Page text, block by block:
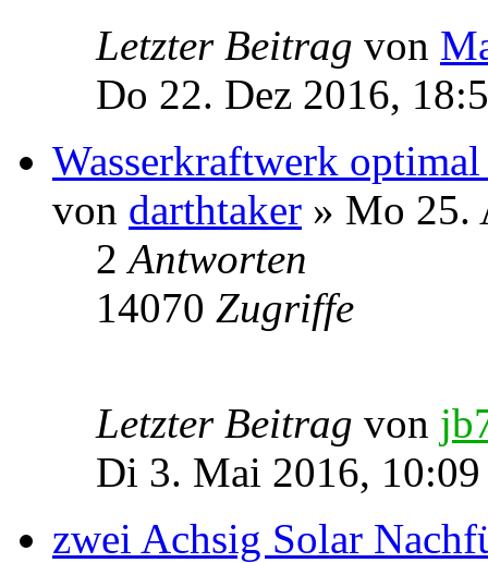
Letzter Beitrag von
Do 22. Dez 2016,
Wasserkraftwerk
von darthtaker » Mo 25.
2Antworten
14070 Zugriffe
Letzter Beitrag von
Di 3. Mai 2016, 10:09
zwei Achsig Solar